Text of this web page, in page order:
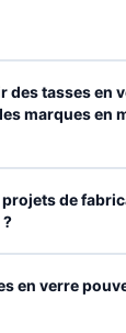
des tasses en
marques en
de
?
en verre